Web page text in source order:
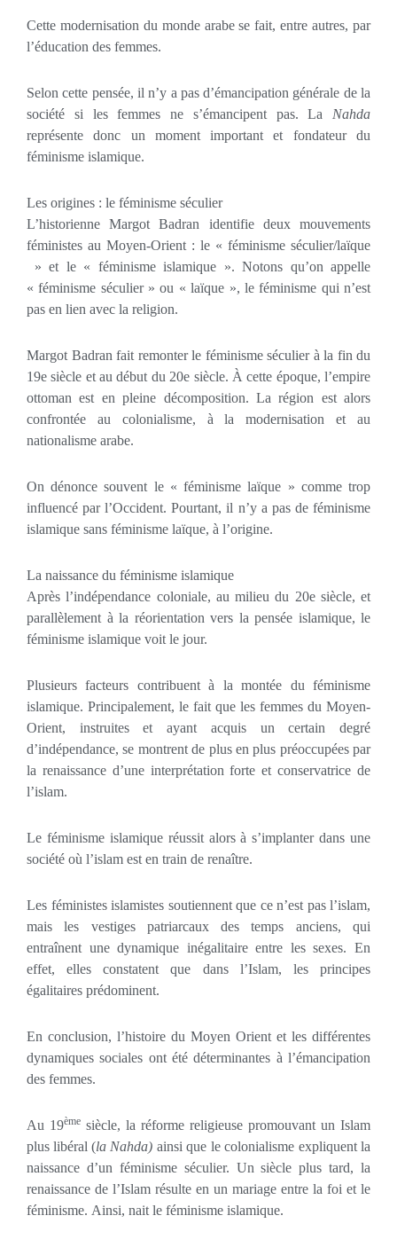
Cette modernisation du monde arabe se fait, entre autres, par
l’éducation des femmes.
Selon cette pensée, il n’y a pas d’émancipation générale de la
société si les femmes ne s’émancipent pas. La Nahda
représente donc un moment important et fondateur du
féminisme islamique.
Les origines : le féminisme séculier
L’historienne Margot Badran identifie deux mouvements
féministes au Moyen-Orient : le « féminisme séculier/laïque
» et le « féminisme islamique ». Notons qu’on appelle
« féminisme séculier » ou « laïque », le féminisme qui n’est
pas en lien avec la religion.
Margot Badran fait remonter le féminisme séculier à la fin du
19e siècle et au début du 20e siècle. À cette époque, l’empire
ottoman est en pleine décomposition. La région est alors
confrontée au colonialisme, à la modernisation et au
nationalisme arabe.
On dénonce souvent le « féminisme laïque » comme trop
influencé par l’Occident. Pourtant, il n’y a pas de féminisme
islamique sans féminisme laïque, à l’origine.
La naissance du féminisme islamique
Après l’indépendance coloniale, au milieu du 20e siècle, et
parallèlement à la réorientation vers la pensée islamique, le
féminisme islamique voit le jour.
Plusieurs facteurs contribuent à la montée du féminisme
islamique. Principalement, le fait que les femmes du Moyen-
Orient, instruites et ayant acquis un certain degré
d’indépendance, se montrent de plus en plus préoccupées par
la renaissance d’une interprétation forte et conservatrice de
l’islam.
Le féminisme islamique réussit alors à s’implanter dans une
société où l’islam est en train de renaître.
Les féministes islamistes soutiennent que ce n’est pas l’islam,
mais les vestiges patriarcaux des temps anciens, qui
entraînent une dynamique inégalitaire entre les sexes. En
effet, elles constatent que dans l’Islam, les principes
égalitaires prédominent.
En conclusion, l’histoire du Moyen Orient et les différentes
dynamiques sociales ont été déterminantes à l’émancipation
des femmes.
Au 19ème siècle, la réforme religieuse promouvant un Islam
plus libéral (la Nahda) ainsi que le colonialisme expliquent la
naissance d’un féminisme séculier. Un siècle plus tard, la
renaissance de l’Islam résulte en un mariage entre la foi et le
féminisme. Ainsi, nait le féminisme islamique.